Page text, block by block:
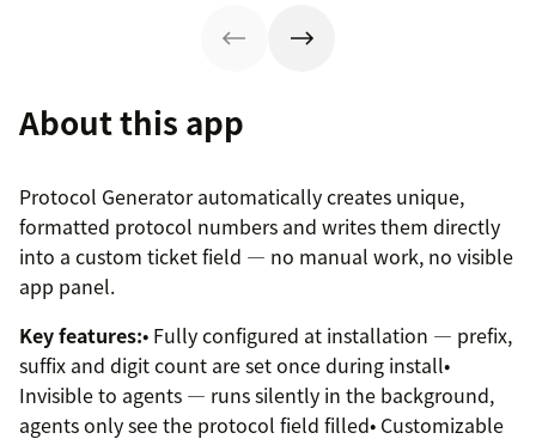
About this app
Protocol Generator automatically creates unique,
formatted protocol numbers and writes them directly
into a custom ticket field — no manual work, no visible
app panel.
Key features:• Fully configured at installation — prefix,
suffix and digit count are set once during install•
Invisible to agents — runs silently in the background,
agents only see the protocol field filled• Customizable